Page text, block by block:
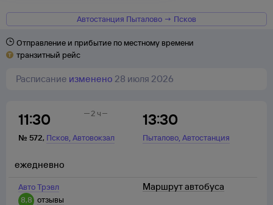
Автостанция Пыталово → Псков
Отправление и прибытие по местному времени
транзитный рейс
Расписание изменено 28 июля 2026
11:30
№ 572, Псков,Автовокзал
13:30
Пыталово,Автостанция
2 ч
Авто Трэвл
8,8 отзывы
ежедневно
Маршрут автобуса